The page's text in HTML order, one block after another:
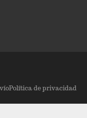
Política de privacidad